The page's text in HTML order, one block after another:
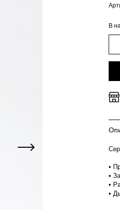
В
•
•
•
•